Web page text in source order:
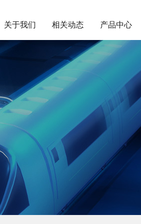
关于我们 相关动态 产品中心